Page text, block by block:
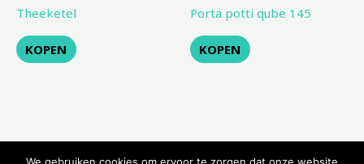
Theeketel
KOPEN
Porta potti qube 145
KOPEN